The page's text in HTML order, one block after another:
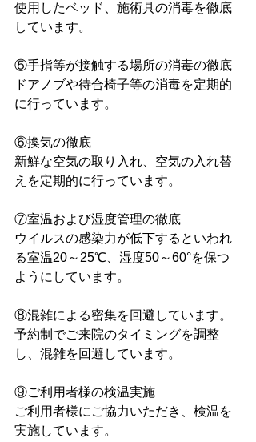
使用したベッド、施術具の消毒を徹底
しています。
⑤手指等が接触する場所の消毒の徹底
ドアノブや待合椅子等の消毒を定期的
に行っています。
⑥換気の徹底
新鮮な空気の取り入れ、空気の入れ替
えを定期的に行っています。
⑦室温および湿度管理の徹底
ウイルスの感染力が低下するといわれ
る室温20～25℃、湿度50～60°を保つ
ようにしています。
⑧混雑による密集を回避しています。
予約制でご来院のタイミングを調整
し、混雑を回避しています。
⑨ご利用者様の検温実施
ご利用者様にご協力いただき、検温を
実施しています。